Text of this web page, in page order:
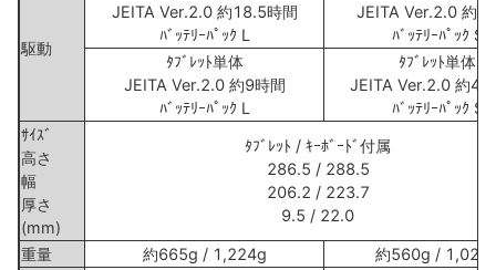
駆動
JEITA Ver.2.0 約18.5時間
ﾊﾞｯﾃﾘｰﾊﾟｯｸ L
JEITA Ver.2.0 約9
ﾊﾞｯﾃﾘｰﾊﾟｯｸ S
ﾀﾌﾞﾚｯﾄ単体
JEITA Ver.2.0 約9時間
ﾊﾞｯﾃﾘｰﾊﾟｯｸ L
ﾀﾌﾞﾚｯﾄ単体
JEITA Ver.2.0 約
ﾊﾞｯﾃﾘｰﾊﾟｯｸ S
ｻｲｽﾞ
高さ
幅
厚さ
(mm)
ﾀﾌﾞﾚｯﾄ / ｷｰﾎﾞｰﾄﾞ付属
286.5 / 288.5
206.2 / 223.7
9.5 / 22.0
重量 約665g / 1,224g
約560g /